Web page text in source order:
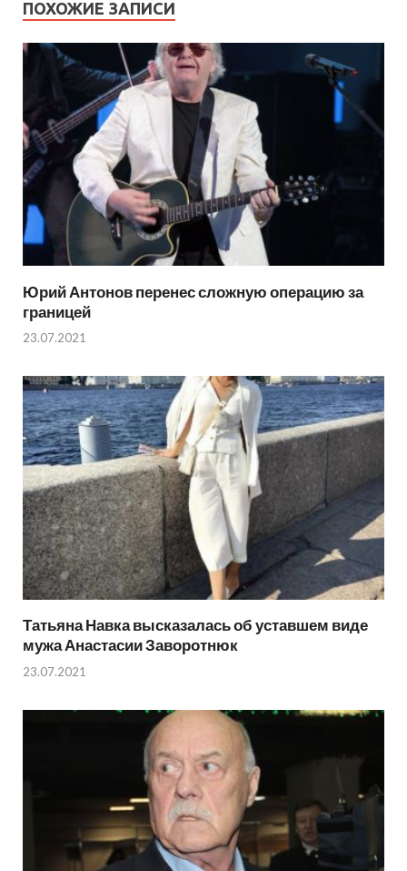
ПОХОЖИЕ ЗАПИСИ
Юрий Антонов перенес сложную операцию за
границей
23.07.2021
Татьяна Навка высказалась об уставшем виде
мужа Анастасии Заворотнюк
23.07.2021